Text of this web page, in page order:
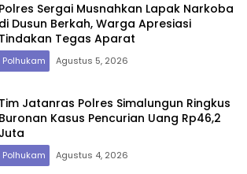
Polres Sergai Musnahkan Lapak Narkoba
di Dusun Berkah, Warga Apresiasi
Tindakan Tegas Aparat
Polhukam Agustus 5, 2026
Tim Jatanras Polres Simalungun Ringkus
Buronan Kasus Pencurian Uang Rp46,2
Juta
Polhukam Agustus 4, 2026